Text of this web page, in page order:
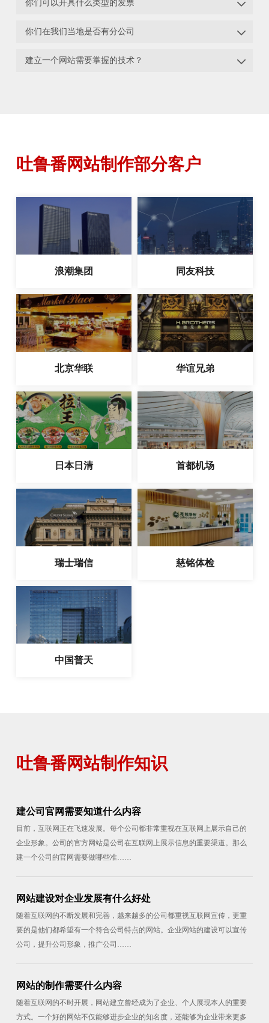
你们可以开具什么类型的发票
你们在我们当地是否有分公司 
建立一个网站需要掌握的技术？ 
吐鲁番网站制作部分客户
浪潮集团 同友科技
北京华联 华谊兄弟
日本日清 首都机场
瑞士瑞信 慈铭体检
中国普天
吐鲁番网站制作知识
建公司官网需要知道什么内容
目前，互联网正在飞速发展。每个公司都非常重视在互联网上展示自己的
企业形象。公司的官方网站是公司在互联网上展示信息的重要渠道。那么
建一个公司的官网需要做哪些准……
网站建设对企业发展有什么好处
随着互联网的不断发展和完善，越来越多的公司都重视互联网宣传，更重
要的是他们都希望有一个符合公司特点的网站。企业网站的建设可以宣传
公司，提升公司形象，推广公司……
网站的制作需要什么内容
随着互联网的不时开展，网站建立曾经成为了企业、个人展现本人的重要
方式。一个好的网站不仅能够进步企业的知名度，还能够为企业带来更多